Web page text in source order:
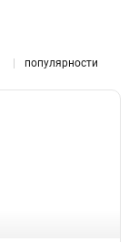
популярности